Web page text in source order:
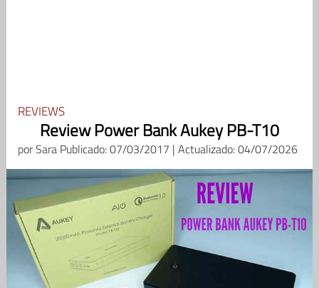
REVIEWS
Review Power Bank Aukey PB-T10
porSara Publicado: 07/03/2017 | Actualizado: 04/07/2026